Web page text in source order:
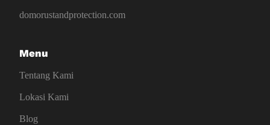
domorustandprotection.com
Menu
Tentang Kami
Lokasi Kami
Blog